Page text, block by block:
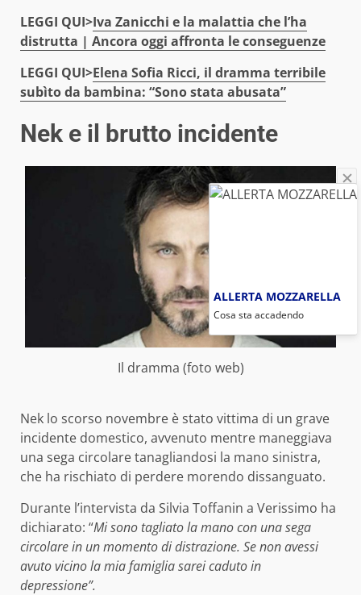
LEGGI QUI>Iva Zanicchi e la malattia che l’ha
distrutta | Ancora oggi affronta le conseguenze
LEGGI QUI>Elena Sofia Ricci, il dramma terribile
subìto da bambina: “Sono stata abusata”
Nek e il brutto incidente
Il dramma (foto web)
Nek lo scorso novembre è stato vittima di un grave
incidente domestico, avvenuto mentre maneggiava
una sega circolare tanagliandosi la mano sinistra,
che ha rischiato di perdere morendo dissanguato.
Durante l’intervista da Silvia Toffanin a Verissimo ha
dichiarato: “Mi sono tagliato la mano con una sega
circolare in un momento di distrazione. Se non avessi
avuto vicino la mia famiglia sarei caduto in
depressione”.
ALLERTA MOZZARELLA
Cosa sta accadendo